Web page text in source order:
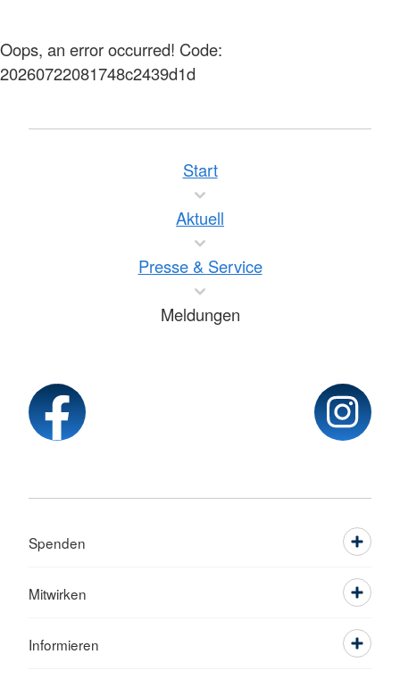
Oops, an error occurred! Code:
20260722081748c2439d1d
Start
Aktuell
Presse & Service
Meldungen
Spenden
Mitwirken
Informieren